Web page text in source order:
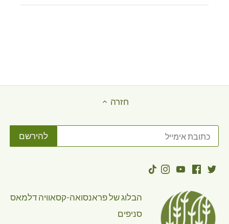
חזרה
הבלוג של פראנסואה-קסאוויה דלמאס
סניפים